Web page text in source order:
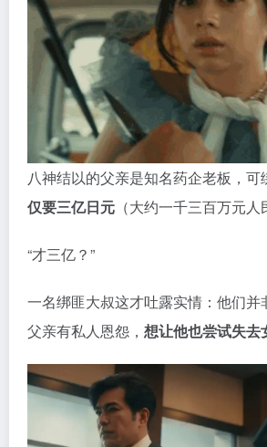
八神结以的父亲是知名药企老板，可
仅要三亿日元 （大约一千三百万元人
“才三亿？”
一名绑匪大叔这才吐露实情：他们并
父亲有私人恩怨， 想让他也尝试失去